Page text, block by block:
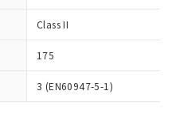
Class II
175
3 (EN60947-5-1)
範囲で利用すること
"
の「1.共同利
載されている法人を
）の非含有証明書
当社基準）
で非含有を証明す
非含有を証明する
キャンセル